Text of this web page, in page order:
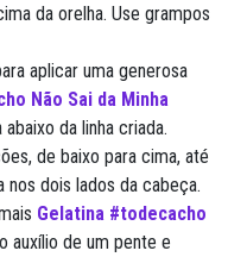
da orelha. Use grampos
aplicar uma generosa
Não Sai da Minha
da linha criada.
de baixo para cima, até
nos dois lados da cabeça.
Gelatina #todecacho
auxílio de um pente e